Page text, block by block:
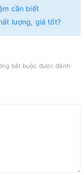
cần biết
lượng, giá tốt?
bắt buộc được đánh